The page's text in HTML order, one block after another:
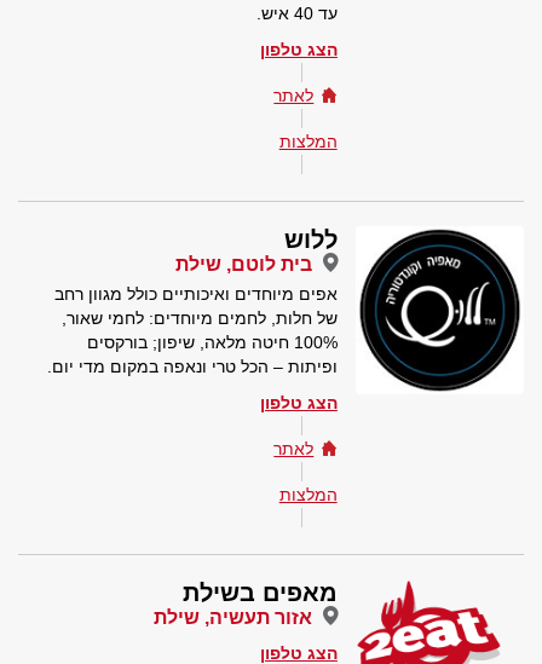
עד 40 איש.
הצג טלפון
לאתר
המלצות
ללוש
בית לוטם, שילת
אפים מיוחדים ואיכותיים כולל מגוון רחב
של חלות, לחמים מיוחדים: לחמי שאור,
100% חיטה מלאה, שיפון; בורקסים
ופיתות – הכל טרי ונאפה במקום מדי יום.
הצג טלפון
לאתר
המלצות
מאפים בשילת
אזור תעשיה, שילת
הצג טלפון